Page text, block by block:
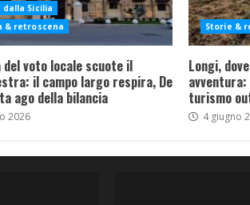
dalla Sicilia
& retroscena
del voto locale scuote il
il campo largo respira, De
ago della bilancia
2026
Storie &
Longi,
turismo
4 giugno